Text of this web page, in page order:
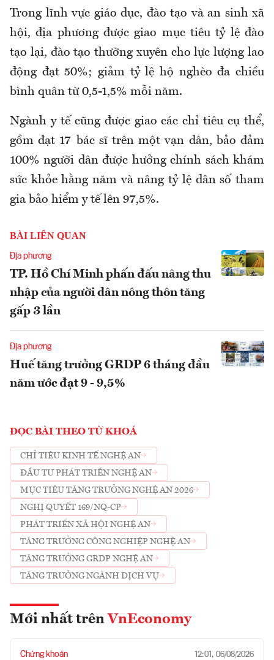
Trong lĩnh vực giáo dục, đào tạo và an sinh xã
hội, địa phương được giao mục tiêu tỷ lệ đào
tạo lại, đào tạo thường xuyên cho lực lượng lao
động đạt 50%; giảm tỷ lệ hộ nghèo đa chiều
bình quân từ 0,5-1,5% mỗi năm.
Ngành y tế cũng được giao các chỉ tiêu cụ thể,
gồm đạt 17 bác sĩ trên một vạn dân, bảo đảm
100% người dân được hưởng chính sách khám
sức khỏe hằng năm và nâng tỷ lệ dân số tham
gia bảo hiểm y tế lên 97,5%.
BÀI LIÊN QUAN
Địa phương
TP. Hồ Chí Minh phấn đấu nâng thu
nhập của người dân nông thôn tăng
gấp 3 lần
Địa phương
Huế tăng trưởng GRDP 6 tháng đầu
năm ước đạt 9 - 9,5%
ĐỌC BÀI THEO TỪ KHOÁ
CHỈ TIÊU KINH TẾ NGHỆ AN
ĐẦU TƯ PHÁT TRIỂN NGHỆ AN
MỤC TIÊU TĂNG TRƯỞNG NGHỆ AN 2026
NGHỊ QUYẾT 169/NQ-CP
PHÁT TRIỂN XÃ HỘI NGHỆ AN
TĂNG TRƯỞNG CÔNG NGHIỆP NGHỆ AN
TĂNG TRƯỞNG GRDP NGHỆ AN
TĂNG TRƯỞNG NGÀNH DỊCH VỤ
Mới nhất trên VnEconomy
Chứng khoán 12:01, 06/08/2026